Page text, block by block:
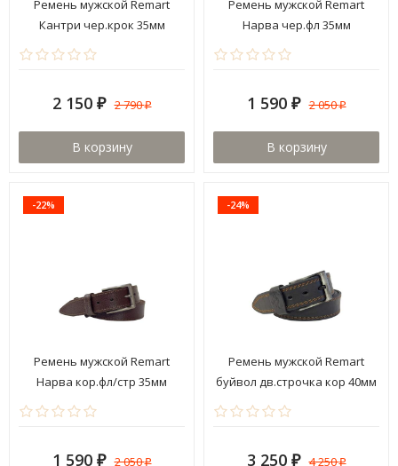
Ремень мужской Remart
Кантри чер.крок 35мм
2 150 ₽ 2 790₽
В корзину
Ремень мужской Remart
Нарва чер.фл 35мм
1 590 ₽ 2 050₽
В корзину
-22%
Ремень мужской Remart
Нарва кор.фл/стр 35мм
1 590 ₽ 2 050₽
-24%
Ремень мужской Remart
буйвол дв.строчка кор 40мм
3 250 ₽ 4 250₽